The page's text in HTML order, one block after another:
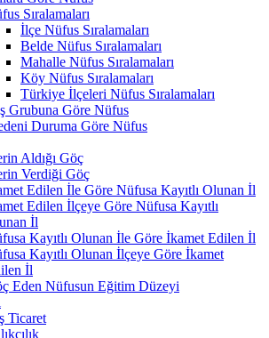
Sıralamaları
İlçe Nüfus Sıralamaları
Belde Nüfus Sıralamaları
Mahalle Nüfus Sıralamaları
Köy Nüfus Sıralamaları
Türkiye İlçeleri Nüfus Sıralamaları
Grubuna Göre Nüfus
Duruma Göre Nüfus
Aldığı Göç
Verdiği Göç
Edilen İle Göre Nüfusa Kayıtlı Olunan İl
Edilen İlçeye Göre Nüfusa Kayıtlı
İl
Kayıtlı Olunan İle Göre İkamet Edilen İl
Kayıtlı Olunan İlçeye Göre İkamet
İl
Eden Nüfusun Eğitim Düzeyi
Ticaret